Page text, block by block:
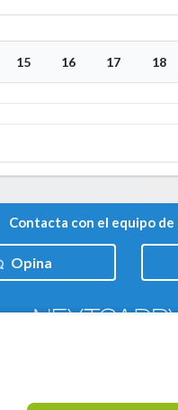
15 16 17 18
Contacta con el equipo
Opina